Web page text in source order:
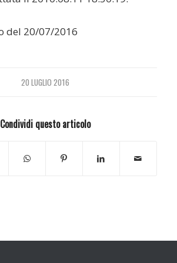
del 20/07/2016
20 LUGLIO 2016
Condividi questo articolo